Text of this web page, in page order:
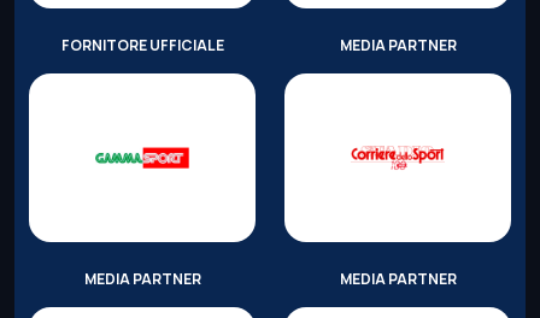
FORNITORE UFFICIALE MEDIA PARTNER
MEDIA PARTNER MEDIA PARTNER